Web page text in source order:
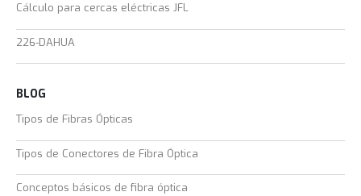
Cálculo para cercas eléctricas JFL
226-DAHUA
BLOG
Tipos de Fibras Ópticas
Tipos de Conectores de Fibra Óptica
Conceptos básicos de fibra óptica